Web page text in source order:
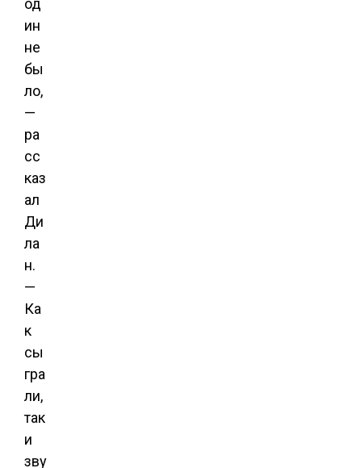
од
ин
не
бы
ло,
—
ра
сс
каз
ал
Ди
ла
н.
—
Ка
к
сы
гра
ли,
так
и
зву